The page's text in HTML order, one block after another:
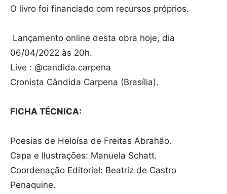
O livro foi financiado com recursos próprios.
Lançamento online desta obra hoje, dia
06/04/2022 às 20h.
Live : @candida.carpena
Cronista Cândida Carpena (Brasília).
FICHA TÉCNICA:
Poesias de Heloísa de Freitas Abrahão.
Capa e Ilustrações: Manuela Schatt.
Coordenação Editorial: Beatriz de Castro
Penaquine.